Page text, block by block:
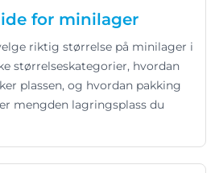
for minilager
riktig størrelse på minilager i
størrelseskategorier, hvordan
plassen, og hvordan pakking
mengden lagringsplass du